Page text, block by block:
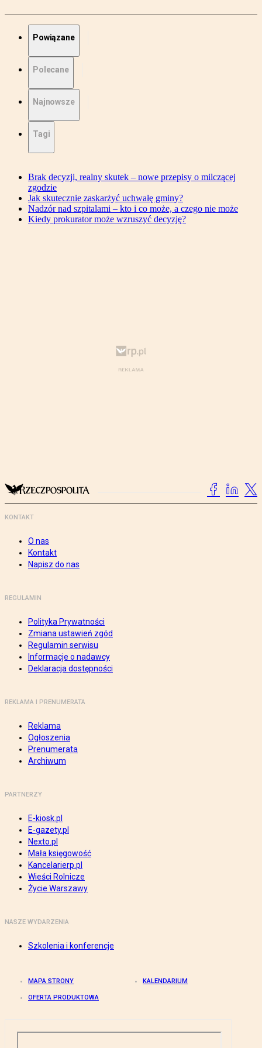
Powiązane
Polecane
Najnowsze
Tagi
Brak decyzji, realny skutek – nowe przepisy o milczącej
zgodzie
Jak skutecznie zaskarżyć uchwałę gminy?
Nadzór nad szpitalami – kto i co może, a czego nie może
Kiedy prokurator może wzruszyć decyzję?
KONTAKT
O nas
Kontakt
Napisz do nas
REGULAMIN
Polityka Prywatności
Zmiana ustawień zgód
Regulamin serwisu
Informacje o nadawcy
Deklaracja dostępności
REKLAMA I PRENUMERATA
Reklama
Ogłoszenia
Prenumerata
Archiwum
PARTNERZY
E-kiosk.pl
E-gazety.pl
Nexto.pl
Mała księgowość
Kancelarierp.pl
Wieści Rolnicze
Życie Warszawy
NASZE WYDARZENIA
Szkolenia i konferencje
MAPA STRONY KALENDARIUM
OFERTA PRODUKTOWA